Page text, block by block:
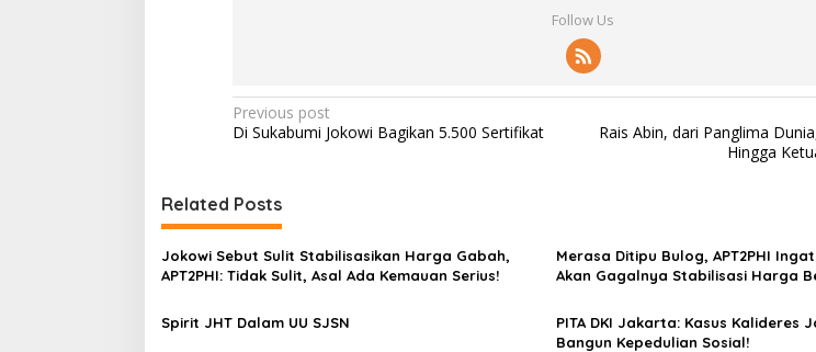
Follow Us
P
o
t
n
a
i
Previous post
Di Sukabumi Jokowi Bagikan 5.500 Sertifikat
Rais Abin, dari Panglima
Hingga
Related Posts
Jokowi Sebut Sulit Stabilisasikan Harga Gabah,
APT2PHI: Tidak Sulit, Asal Ada Kemauan Serius!
Merasa Ditipu Bulog, APT2PHI
Akan Gagalnya Stabilisasi Harga
Spirit JHT Dalam UU SJSN
PITA DKI Jakarta: Kasus Kalideres
Bangun Kepedulian Sosial!